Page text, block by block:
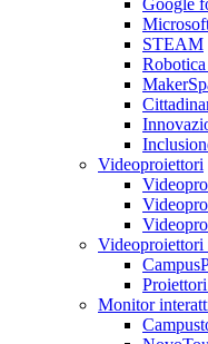
STEAM
Videoproiettori
Videoproiettori
Monitor